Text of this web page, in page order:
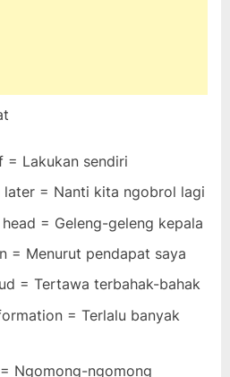
= Lakukan sendiri
= Nanti kita ngobrol lagi
= Geleng-geleng kepala
= Menurut pendapat saya
= Tertawa terbahak-bahak
= Terlalu banyak
Ngomong-ngomong